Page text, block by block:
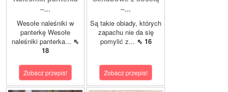
–...
Wesołe naleśniki w
panterkę Wesołe
naleśniki panterka... ⇖
18
Zobacz przepis!
–...
Są takie obiady, których
zapachu nie da się
pomylić z... ⇖ 16
Zobacz przepis!